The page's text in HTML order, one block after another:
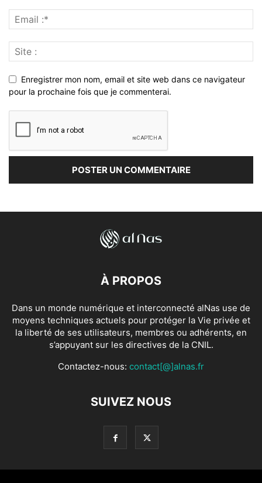
Enregistrer mon nom, email et site web dans ce navigateur
pour la prochaine fois que je commenterai.
À PROPOS
Dans un monde numérique et interconnecté alNas use de
moyens techniques actuels pour protéger la Vie privée et
la liberté de ses utilisateurs, membres ou adhérents, en
s’appuyant sur les directives de la CNIL.
Contactez-nous: contact[@]alnas.fr
SUIVEZ NOUS